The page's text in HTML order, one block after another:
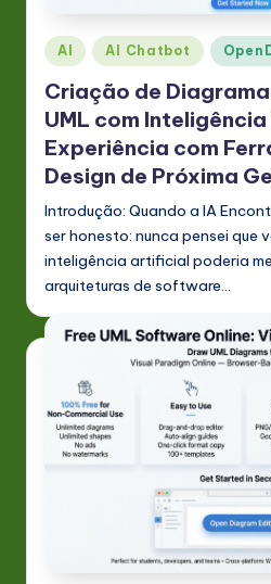
Posted
in
AI AI Chatbot
Criação de
UML com
Experiência com
Design de Próxima
Introdução: Quando a IA
ser honesto: nunca pensei que
inteligência artificial poderia
arquiteturas de software…